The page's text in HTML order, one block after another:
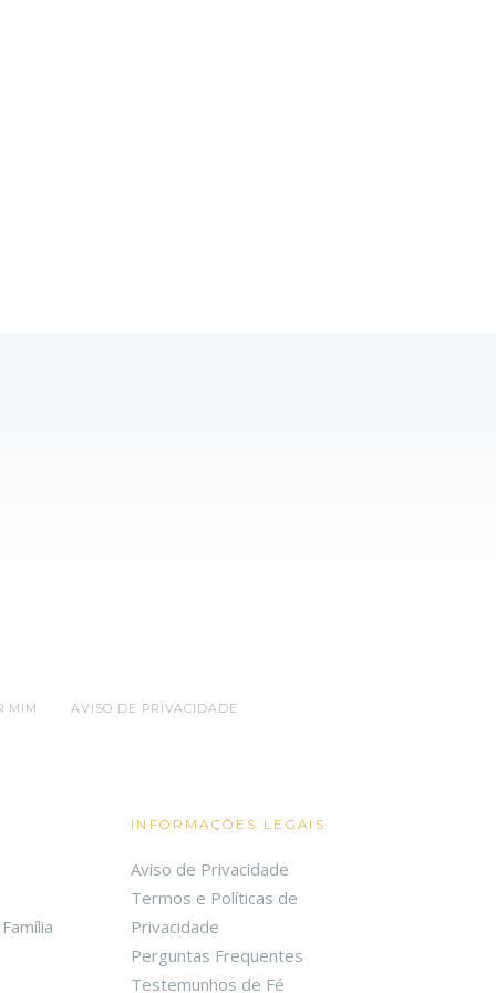
MIM AVISO DE PRIVACIDADE
INFORMAÇÕES LEGAIS
Aviso de Privacidade
Termos e Políticas de
Privacidade
Perguntas Frequentes
Testemunhos de Fé